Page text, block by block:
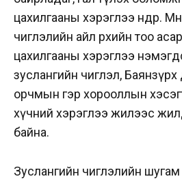
цахилгааны хэрэглээ өндөр.
чиглэлийн айл өрхийн тоо
цахилгааны хэрэглээ
зуслангийн чиглэл,
орчмын гэр хорооллын
хүчний хэрэглээ жилээс
байна.
Зуслангийн чиглэлийн